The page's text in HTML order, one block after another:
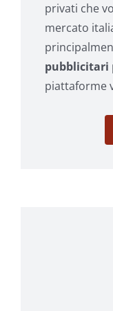
privati che
mercato
pubblicitari
piattaforme